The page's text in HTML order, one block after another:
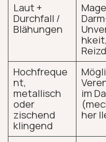
Laut +
Durchfall /
Blähungen
hkeit,
Hochfreque
nt,
metallisch
oder
zischend
klingend
im
her